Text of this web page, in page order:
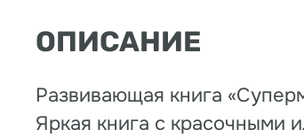
ОПИСАНИЕ
Развивающая книга
Яркая книга с красочными